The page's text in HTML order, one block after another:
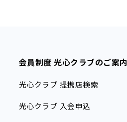
会員制度 光心クラブのご案内
光心クラブ 提携店検索
光心クラブ 入会申込